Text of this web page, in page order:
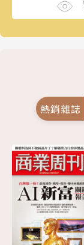
熱銷雜誌